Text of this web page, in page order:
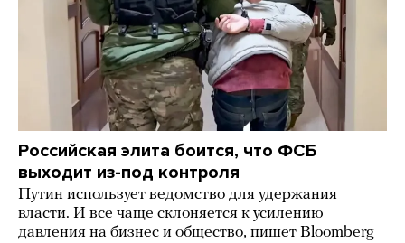
Российская элита боится, что ФСБ
выходит из-под контроля
Путин использует ведомство для удержания
власти. И все чаще склоняется к усилению
давления на бизнес и общество, пишет Bloomberg